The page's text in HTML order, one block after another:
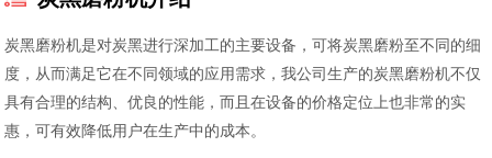
炭黑磨粉机是对炭黑进行深加工的主要设备，可将炭黑磨粉至不同的细
度，从而满足它在不同领域的应用需求，我公司生产的炭黑磨粉机不仅
具有合理的结构、优良的性能，而且在设备的价格定位上也非常的实
惠，可有效降低用户在生产中的成本。